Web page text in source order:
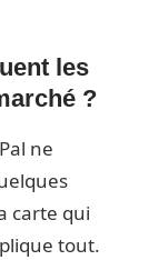
les
?
ne
carte qui
tout.